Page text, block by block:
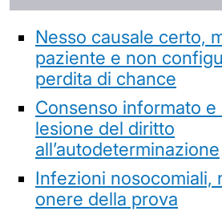
Nesso causale certo,
paziente e non
perdita di chance
Consenso informato e
lesione del diritto
all’autodeterminazione
Infezioni nosocomiali,
onere della prova